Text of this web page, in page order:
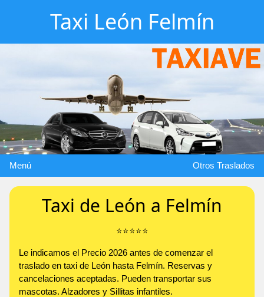
Taxi León Felmín
Menú Otros Traslados
Taxi de León a Felmín
⭐️⭐️⭐️⭐️⭐️
Le indicamos el Precio 2026 antes de comenzar el
traslado en taxi de León hasta Felmín. Reservas y
cancelaciones aceptadas. Pueden transportar sus
mascotas. Alzadores y Sillitas infantiles.